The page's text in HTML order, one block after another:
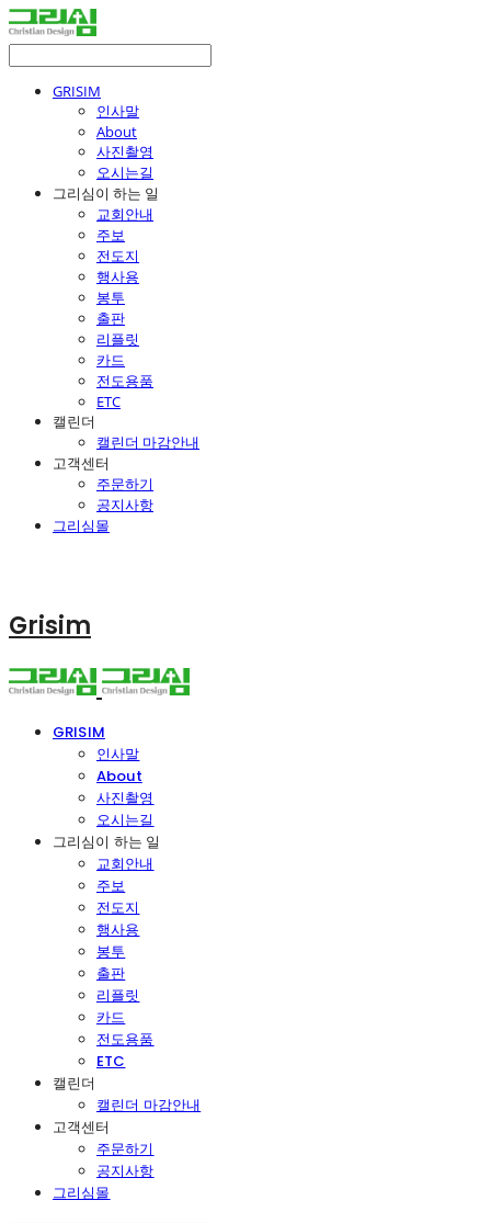
GRISIM
인사말
About
사진촬영
오시는길
그리심이 하는 일
교회안내
주보
전도지
행사용
봉투
출판
리플릿
카드
전도용품
ETC
캘린더
캘린더 마감안내
고객센터
주문하기
공지사항
그리심몰
Grisim
GRISIM
인사말
About
사진촬영
오시는길
그리심이 하는 일
교회안내
주보
전도지
행사용
봉투
출판
리플릿
카드
전도용품
ETC
캘린더
캘린더 마감안내
고객센터
주문하기
공지사항
그리심몰